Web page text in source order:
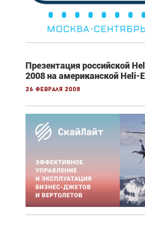
Презентация российской
2008 на американской Heli-
26 февраля 2008